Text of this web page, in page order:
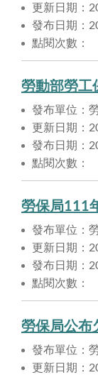
更新日期：
發布日期：
點閱次數：
勞動部勞工
發布單位：
更新日期：
發布日期：
點閱次數：
發布單位：
更新日期：
發布日期：
點閱次數：
發布單位：
更新日期：